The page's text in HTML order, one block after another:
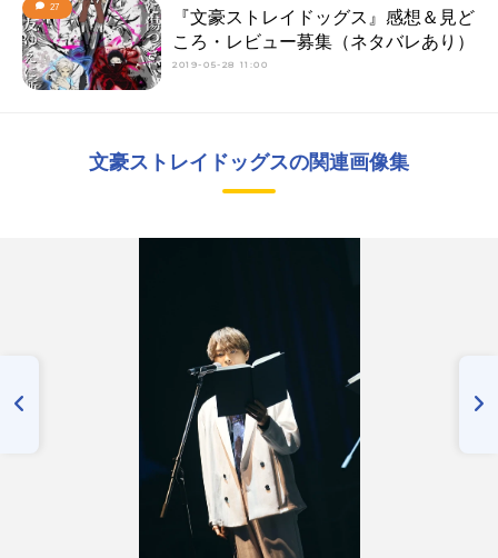
27
『文豪ストレイドッグス』感想＆見ど
ころ・レビュー募集（ネタバレあり）
2019-05-28 11:00
文豪ストレイドッグスの関連画像集